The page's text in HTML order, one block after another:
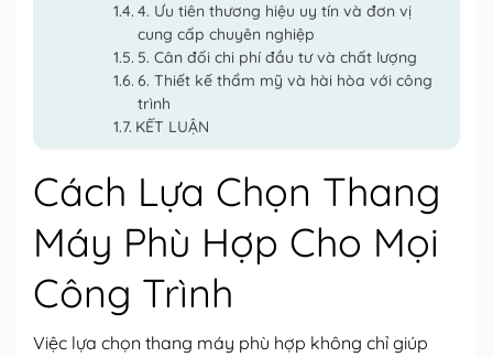
4. Ưu tiên thương hiệu uy tín và đơn vị
cung cấp chuyên nghiệp
5. Cân đối chi phí đầu tư và chất lượng
6. Thiết kế thẩm mỹ và hài hòa với công
trình
KẾT LUẬN
Cách Lựa Chọn Thang
Máy Phù Hợp Cho Mọi
Công Trình
Việc lựa chọn thang máy phù hợp không chỉ giúp